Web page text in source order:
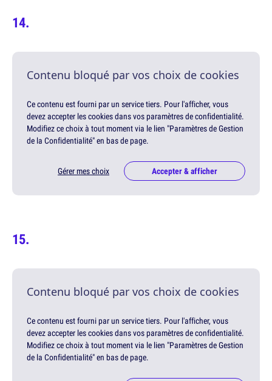
Contenu bloqué par vos choix de cookies
Ce contenu est fourni par un service tiers. Pour l'afficher, vous
devez accepter les cookies dans vos paramètres de confidentialité.
Modifiez ce choix à tout moment via le lien "Paramètres de Gestion
de la Confidentialité" en bas de page.
Gérer mes choix Accepter & afficher
Contenu bloqué par vos choix de cookies
Ce contenu est fourni par un service tiers. Pour l'afficher, vous
devez accepter les cookies dans vos paramètres de confidentialité.
Modifiez ce choix à tout moment via le lien "Paramètres de Gestion
de la Confidentialité" en bas de page.